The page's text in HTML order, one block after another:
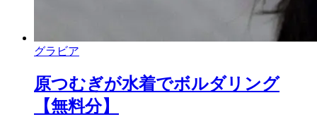
グラビア
原つむぎが水着でボルダリング
【無料分】